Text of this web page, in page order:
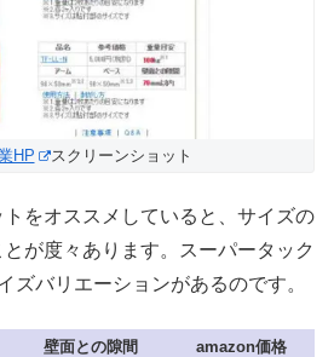
HP スクリーンショット
をオススメしていると、サイズの
が度々あります。スーパータック
ズバリエーションがあるのです。
壁面との隙間
amazon価格